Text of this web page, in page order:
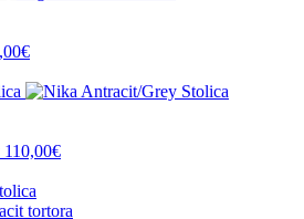
110,00€